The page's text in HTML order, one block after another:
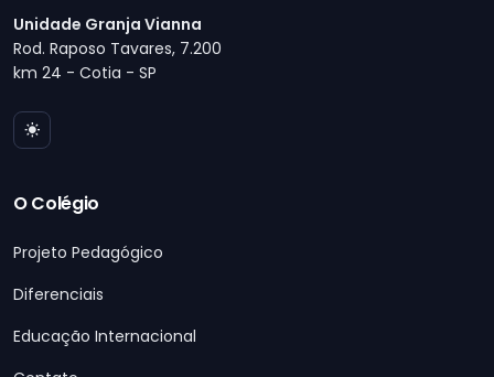
Unidade Granja Vianna
Rod. Raposo Tavares, 7.200
km 24 - Cotia - SP
O Colégio
Projeto Pedagógico
Diferenciais
Educação Internacional